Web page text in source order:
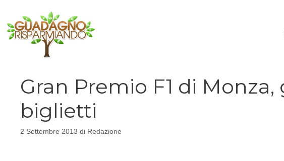
contenuto
Gran Premio F1 di
biglietti
2 Settembre 2013 di Redazione